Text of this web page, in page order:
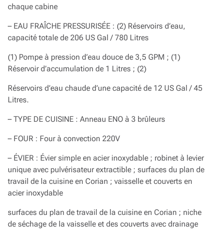
chaque cabine
– EAU FRAÎCHE PRESSURISÉE : (2) Réservoirs d’eau,
capacité totale de 206 US Gal / 780 Litres
(1) Pompe à pression d’eau douce de 3,5 GPM ; (1)
Réservoir d’accumulation de 1 Litres ; (2)
Réservoirs d’eau chaude d’une capacité de 12 US Gal / 45
Litres.
– TYPE DE CUISINE : Anneau ENO à 3 brûleurs
– FOUR : Four à convection 220V
– ÉVIER : Évier simple en acier inoxydable ; robinet à levier
unique avec pulvérisateur extractible ; surfaces du plan de
travail de la cuisine en Corian ; vaisselle et couverts en
acier inoxydable
surfaces du plan de travail de la cuisine en Corian ; niche
de séchage de la vaisselle et des couverts avec drainage